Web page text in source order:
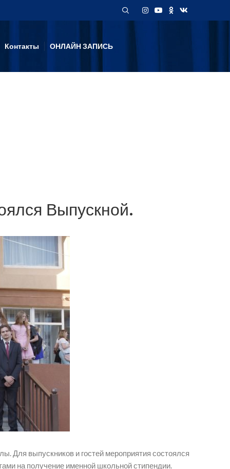
Контакты ОНЛАЙН ЗАПИСЬ
Выпускной.
Для выпускников и гостей мероприятия состоялся
на получение именной школьной стипендии.